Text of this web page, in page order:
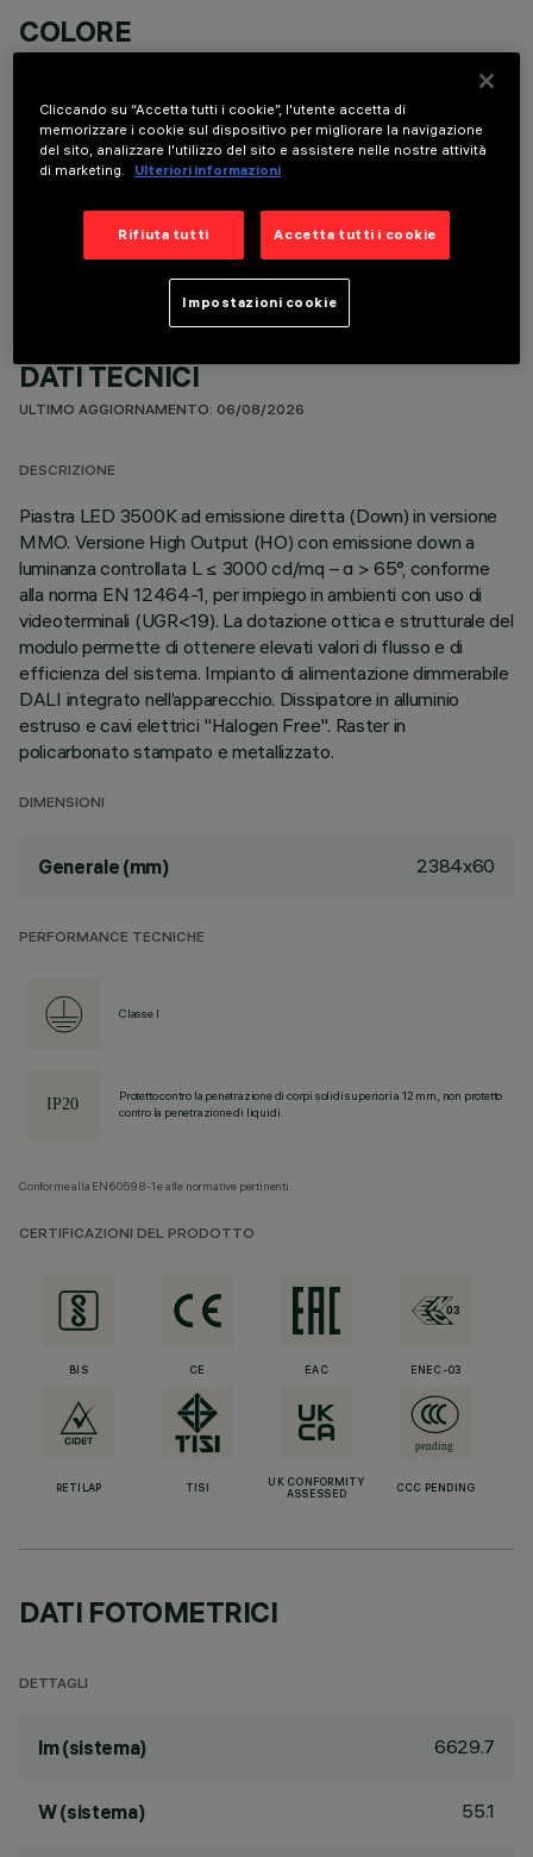
COLORE
COMPONENTI OPZIONALI
DATI TECNICI
ULTIMO AGGIORNAMENTO: 06/08/2026
DESCRIZIONE
Piastra LED 3500K ad emissione diretta (Down) in versione
MMO. Versione High Output (HO) con emissione down a
luminanza controllata L ≤ 3000 cd/mq – α > 65°, conforme
alla norma EN 12464-1, per impiego in ambienti con uso di
videoterminali (UGR<19). La dotazione ottica e strutturale del
modulo permette di ottenere elevati valori di flusso e di
efficienza del sistema. Impianto di alimentazione dimmerabile
DALI integrato nell’apparecchio. Dissipatore in alluminio
estruso e cavi elettrici "Halogen Free". Raster in
policarbonato stampato e metallizzato.
DIMENSIONI
Generale (mm) 2384x60
PERFORMANCE TECNICHE
Classe I
Protetto contro la penetrazione di corpi solidi superiori a 12 mm, non protetto
contro la penetrazione di liquidi.
Conforme alla EN60598-1 e alle normative pertinenti.
CERTIFICAZIONI DEL PRODOTTO
BIS CE EAC ENEC-03
RETILAP TISI
UK CONFORMITY
ASSESSED
CCC PENDING
DATI FOTOMETRICI
DETTAGLI
lm (sistema) 6629.7
W (sistema) 55.1
Cliccando su “Accetta tutti i cookie”, l'utente accetta di
memorizzare i cookie sul dispositivo per migliorare la navigazione
del sito, analizzare l'utilizzo del sito e assistere nelle nostre attività
di marketing.
Ulteriori informazioni
Rifiuta tutti Accetta tutti i cookie
Impostazioni cookie